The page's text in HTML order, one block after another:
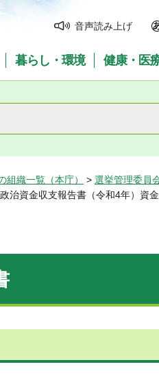
音声読み上げ
暮らし・環境 健康・医
組織一覧（本庁） > 選挙管理委員
治資金収支報告書（令和4年）資